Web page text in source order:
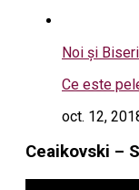
Noi și
Ce este
oct. 12,
Ceaikovski –